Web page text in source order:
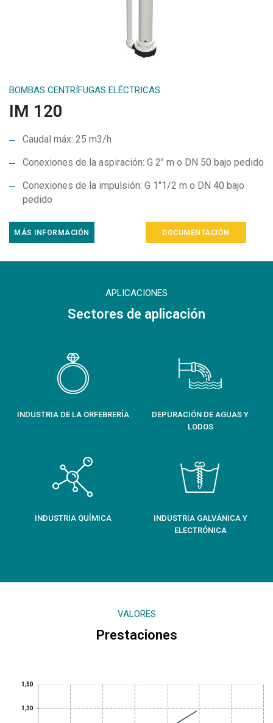
BOMBAS CENTRÍFUGAS ELÉCTRICAS
IM 120
Caudal máx: 25 m3/h
Conexiones de la aspiración: G 2″ m o DN 50 bajo pedido
Conexiones de la impulsión: G 1″1/2 m o DN 40 bajo
pedido
MÁS INFORMACIÓN DOCUMENTACIÓN
APLICACIONES
Sectores de aplicación
INDUSTRIA DE LA ORFEBRERÍA
DEPURACIÓN DE AGUAS Y
LODOS
INDUSTRIA QUÍMICA
INDUSTRIA GALVÁNICA Y
ELECTRÓNICA
VALORES
Prestaciones